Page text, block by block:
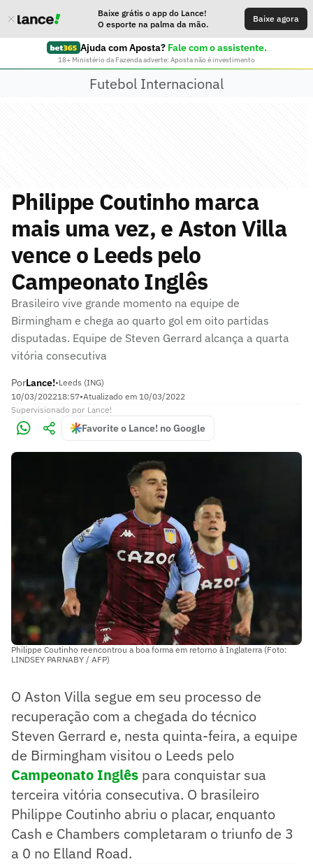
Baixe grátis o app do Lance!
O esporte na palma da mão.
Baixe agora
Ajuda com Aposta? Fale com o assistente.
18+ Ministério da Fazenda adverte: Aposta não é investimento
Futebol Internacional
Philippe Coutinho marca
mais uma vez, e Aston Villa
vence o Leeds pelo
Campeonato Inglês
Brasileiro vive grande momento na equipe de
Birmingham e chega ao quarto gol em oito partidas
disputadas. Equipe de Steven Gerrard alcança a quarta
vitória consecutiva
PorLance!•Leeds (ING)
10/03/202218:57•Atualizado em 10/03/2022
Supervisionado por Lance!
Favorite o Lance! no Google
Philippe Coutinho reencontrou a boa forma em retorno à Inglaterra (Foto:
LINDSEY PARNABY / AFP)
O Aston Villa segue em seu processo de
recuperação com a chegada do técnico
Steven Gerrard e, nesta quinta-feira, a equipe
de Birmingham visitou o Leeds pelo
Campeonato Inglês para conquistar sua
terceira vitória consecutiva. O brasileiro
Philippe Coutinho abriu o placar, enquanto
Cash e Chambers completaram o triunfo de 3
a 0 no Elland Road.